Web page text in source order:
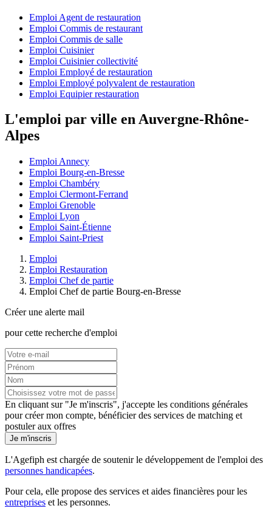
Emploi Agent de restauration
Emploi Commis de restaurant
Emploi Commis de salle
Emploi Cuisinier
Emploi Cuisinier collectivité
Emploi Employé de restauration
Emploi Employé polyvalent de restauration
Emploi Equipier restauration
L'emploi par ville en Auvergne-Rhône-
Alpes
Emploi Annecy
Emploi Bourg-en-Bresse
Emploi Chambéry
Emploi Clermont-Ferrand
Emploi Grenoble
Emploi Lyon
Emploi Saint-Étienne
Emploi Saint-Priest
Emploi
Emploi Restauration
Emploi Chef de partie
Emploi Chef de partie Bourg-en-Bresse
Créer une alerte mail
pour cette recherche d'emploi
En cliquant sur "Je m'inscris", j'accepte les conditions générales
pour créer mon compte, bénéficier des services de matching et
postuler aux offres
Je m'inscris
L'Agefiph est chargée de soutenir le développement de l'emploi des
personnes handicapées.
Pour cela, elle propose des services et aides financières pour les
entreprises et les personnes.